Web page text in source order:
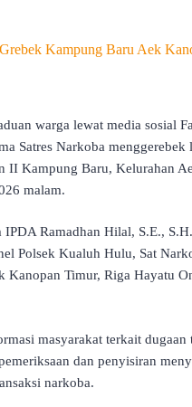
warga lewat media sosial
Satres Narkoba
II Kampung Baru, Kelurahan
malam.
Ramadhan Hilal, S.E.,
Polsek Kualuh Hulu, Sat
Kanopan Timur, Riga Hayatu
masyarakat terkait dugaan
dan penyisiran
narkoba.